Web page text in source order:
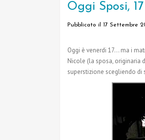
Oggi Sposi,
Pubblicato il 17 Settembre
Oggi è venerdi 17… ma i
Nicole (la sposa, originaria
superstizione scegliendo